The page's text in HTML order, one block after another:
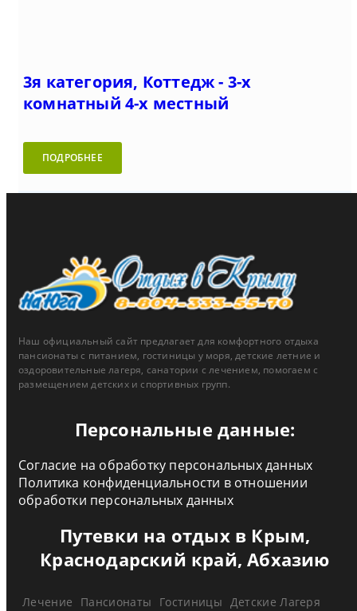
3я категория, Коттедж - 3-х
комнатный 4-х местный
ПОДРОБНЕЕ
Наш официальный сайт предлагает для комфортного отдыха
пансионаты с питанием, гостиницы у моря, детские летние и
оздоровительные лагеря, санатории с лечением, помогаем с
размещением детских и спортивных групп.
Персональные данные:
Согласие на обработку персональных данных
Политика конфиденциальности в отношении
обработки персональных данных
Путевки на отдых в Крым,
Краснодарский край, Абхазию
Лечение Пансионаты Гостиницы Детские Лагеря